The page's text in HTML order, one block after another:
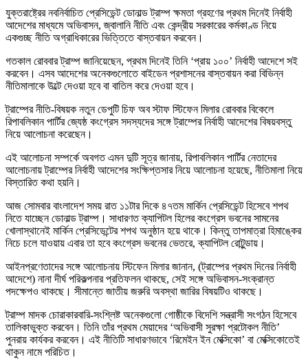
যুক্তরাষ্ট্রের নবনির্বাচিত প্রেসিডেন্ট ডোনাল্ড ট্রাম্প ক্ষমতা গ্রহণের প্রথম দিনেই নির্বাহী
আদেশের মাধ্যমে অভিবাসন, জ্বালানি নীতি এবং কেন্দ্রীয় সরকারের কর্মকাণ্ড নিয়ে
একগুচ্ছ নীতি অগ্রাধিকারের ভিত্তিতে বাস্তবায়ন করবেন।
গতকাল রোববার ট্রাম্প জানিয়েছেন, প্রথম দিনেই তিনি ‘প্রায় ১০০’ নির্বাহী আদেশে সই
করবেন। এসব আদেশের অনেকগুলোতে বাইডেন প্রশাসনের বাস্তবায়ন করা বিভিন্ন
নীতিমালাকে উল্টে দেওয়া হবে বা বাতিল করে দেওয়া হবে।
ট্রাম্পের নীতি-বিষয়ক নতুন ডেপুটি চিফ অব স্টাফ স্টিফেন মিলার রোববার বিকেলে
রিপাবলিকান পার্টির জ্যেষ্ঠ কংগ্রেস সদস্যদের সঙ্গে ট্রাম্পের নির্বাহী আদেশের বিষয়বস্তু
নিয়ে আলোচনা করেছেন।
এই আলোচনা সম্পর্কে অবগত এমন দুটি সূত্র জানায়, রিপাবলিকান পার্টির নেতাদের
আলোচনায় ট্রাম্পের নির্বাহী আদেশের সংক্ষিপ্তসার নিয়ে আলোচনা হয়েছে, নীতিমালা নিয়ে
বিস্তারিত কথা হয়নি।
আজ সোমবার বাংলাদেশ সময় রাত ১১টার দিকে ৪৭তম মার্কিন প্রেসিডেন্ট হিসেবে শপথ
নিতে যাচ্ছেন ডোনাল্ড ট্রাম্প। সাধারণত ক্যাপিটল হিলের কংগ্রেস ভবনের সামনের
খোলাস্থানেই মার্কিন প্রেসিডেন্টের শপথ অনুষ্ঠান হয়ে থাকে। কিন্তু তাপমাত্রা হিমাঙ্কের
নিচে চলে যাওয়ায় এবার তা হবে কংগ্রেস ভবনের ভেতরে, ক্যাপিটল রোটুন্ডায়।
আইনপ্রণেতাদের সঙ্গে আলোচনায় স্টিফেন মিলার জানান, (ট্রাম্পের প্রথম দিনের নির্বাহী
আদেশে) নানা দীর্ঘ পরিকল্পনার প্রতিফলন থাকছে, সেই সঙ্গে অভিবাসন-সংক্রান্ত
পদক্ষেপও থাকছে। সীমান্তে জাতীয় জরুরি অবস্থা জারির বিষয়টিও থাকছে।
ট্রাম্প মাদক চোরাকারবারি-সংশ্লিষ্ট অনেকগুলো গোষ্ঠীকে বিদেশি সন্ত্রাসী সংগঠন হিসেবে
তালিকাভুক্ত করবেন। তিনি তাঁর প্রথম মেয়াদের ‘অভিবাসী সুরক্ষা প্রটোকল নীতি’
পুনরায় কার্যকর করবেন। এই নীতিটি সাধারণভাবে ‘রিমেইন ইন মেক্সিকো’ বা মেক্সিকোতেই
থাকুন নামে পরিচিত।